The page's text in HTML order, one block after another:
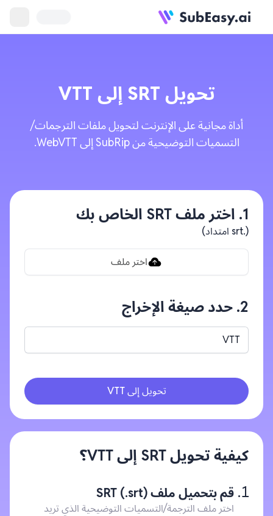
تحويل SRT إلى VTT
أداة مجانية على الإنترنت لتحويل ملفات الترجمات/
التسميات التوضيحية من SubRip إلى WebVTT.
1. اختر ملف SRT الخاص بك
(.srt امتداد)
اختر ملف
2. حدد صيغة الإخراج
VTT
تحويل إلى VTT
كيفية تحويل SRT إلى VTT؟
قم بتحميل ملف SRT (.srt)
اختر ملف الترجمة/التسميات التوضيحية الذي تريد